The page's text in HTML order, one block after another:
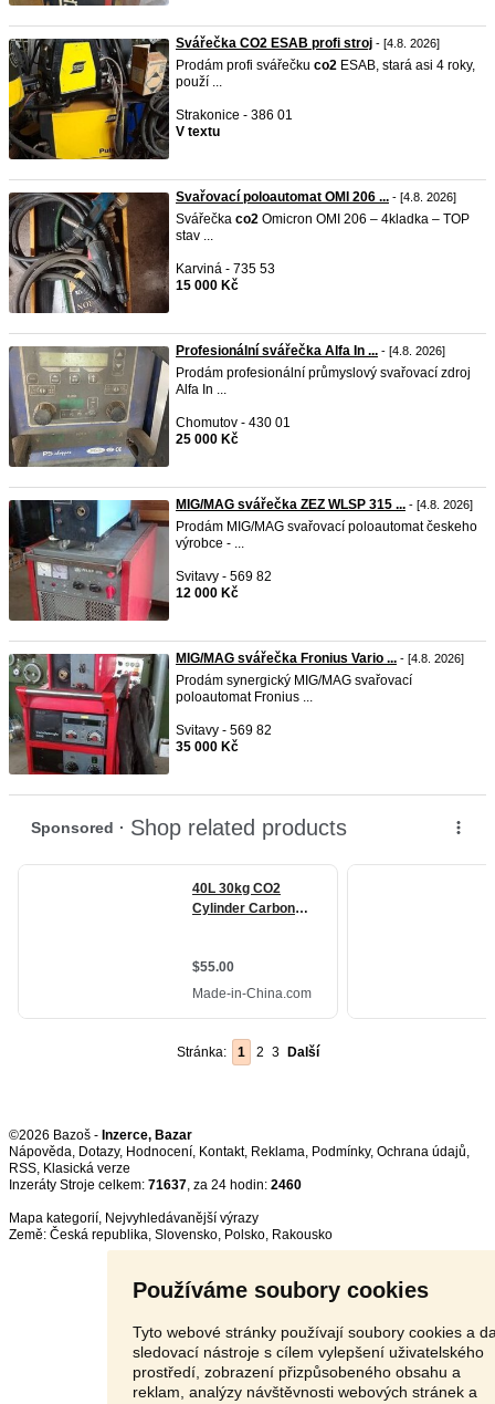
Používáme soubory cookies
Tyto webové stránky používají soubory cookies a
sledovací nástroje s cílem vylepšení uživatelského
prostředí, zobrazení přizpůsobeného obsahu a
reklam, analýzy návštěvnosti webových stránek a
Svářečka CO2 ESAB profi stroj - [4.8. 2026]
Prodám profi svářečku co2 ESAB, stará asi 4 roky,
použí ...
Strakonice - 386 01
V textu
Svařovací poloautomat OMI 206 ... - [4.8. 2026]
Svářečka co2 Omicron OMI 206 – 4kladka – TOP
stav ...
Karviná - 735 53
15 000 Kč
Profesionální svářečka Alfa In ... - [4.8. 2026]
Prodám profesionální průmyslový svařovací zdroj
Alfa In ...
Chomutov - 430 01
25 000 Kč
MIG/MAG svářečka ZEZ WLSP 315 ... - [4.8. 2026]
Prodám MIG/MAG svařovací poloautomat českeho
výrobce - ...
Svitavy - 569 82
12 000 Kč
MIG/MAG svářečka Fronius Vario ... - [4.8. 2026]
Prodám synergický MIG/MAG svařovací
poloautomat Fronius ...
Svitavy - 569 82
35 000 Kč
Stránka: 1 2 3 Další
©2026 Bazoš - Inzerce, Bazar
Nápověda, Dotazy, Hodnocení, Kontakt, Reklama, Podmínky, Ochrana údajů,
RSS,
Inzeráty Stroje celkem: 71637, za 24 hodin: 2460
Mapa kategorií, Nejvyhledávanější výrazy
Země: Česká republika, Slovensko, Polsko, Rakousko